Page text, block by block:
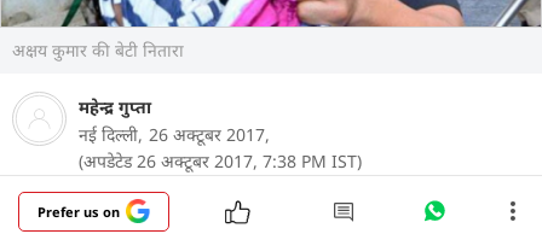
अक्षय कुमार की बेटी नितारा
महेन्द्र गुप्ता
नई दिल्ली, 26 अक्टूबर 2017,
(अपडेटेड 26 अक्टूबर 2017, 7:38 PM IST)
Prefer us on